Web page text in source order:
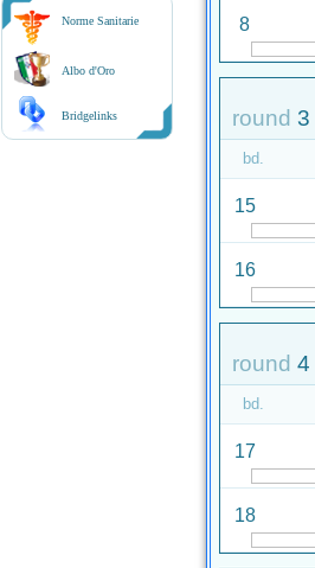
Norme Sanitarie
Albo d'Oro
Bridgelinks
8
round 3
bd.
15
16
round 4
bd.
17
18